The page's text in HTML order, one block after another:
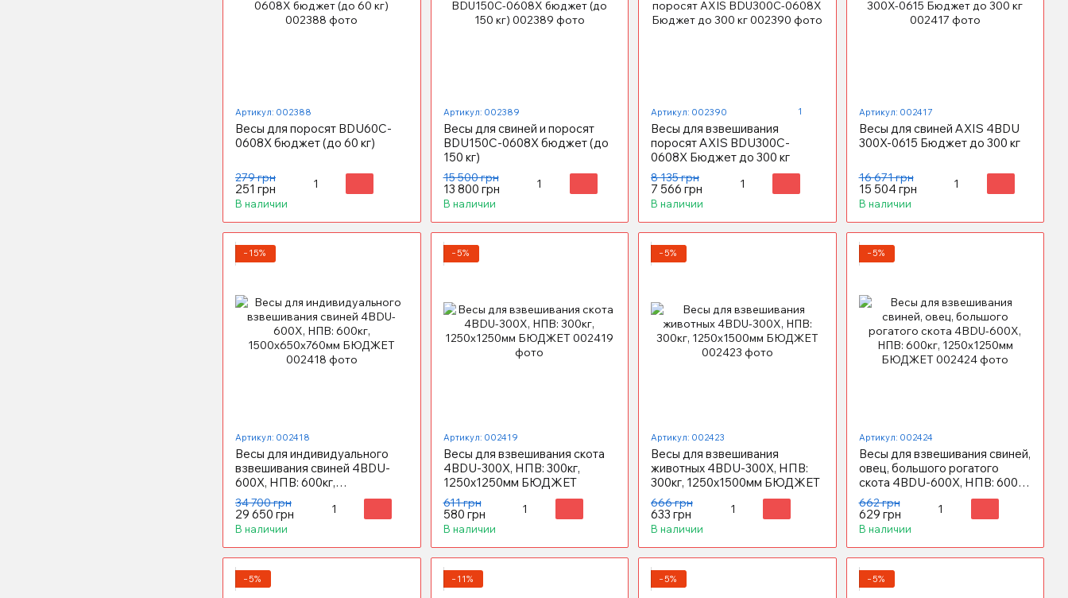
Артикул: 002388
Весы для поросят BDU60C-
0608X бюджет (до 60 кг)
279 грн
251 грн
В наличии
Артикул: 002389
Весы для свиней и поросят
BDU150C-0608X бюджет (до
150 кг)
15 500 грн
13 800 грн
В наличии
Артикул: 002390 1
Весы для взвешивания
поросят AXIS BDU300C-
0608X Бюджет до 300 кг
8 135 грн
7 566 грн
В наличии
Артикул: 002417
Весы для свиней AXIS 4BDU
300X-0615 Бюджет до 300 кг
16 671 грн
15 504 грн
В наличии
−15%
Артикул: 002418
Весы для индивидуального
взвешивания свиней 4BDU-
600X, НПВ: 600кг,
1500х650х760мм БЮДЖЕТ
34 700 грн
29 650 грн
В наличии
−5%
Артикул: 002419
Весы для взвешивания скота
4BDU-300X, НПВ: 300кг,
1250х1250мм БЮДЖЕТ
611 грн
580 грн
В наличии
−5%
Артикул: 002423
Весы для взвешивания
животных 4BDU-300X, НПВ:
300кг, 1250х1500мм БЮДЖЕТ
666 грн
633 грн
В наличии
−5%
Артикул: 002424
Весы для взвешивания свиней,
овец, большого рогатого
скота 4BDU-600X, НПВ: 600кг,
1250х1250мм БЮДЖЕТ
662 грн
629 грн
В наличии
−5% −11% −5% −5%